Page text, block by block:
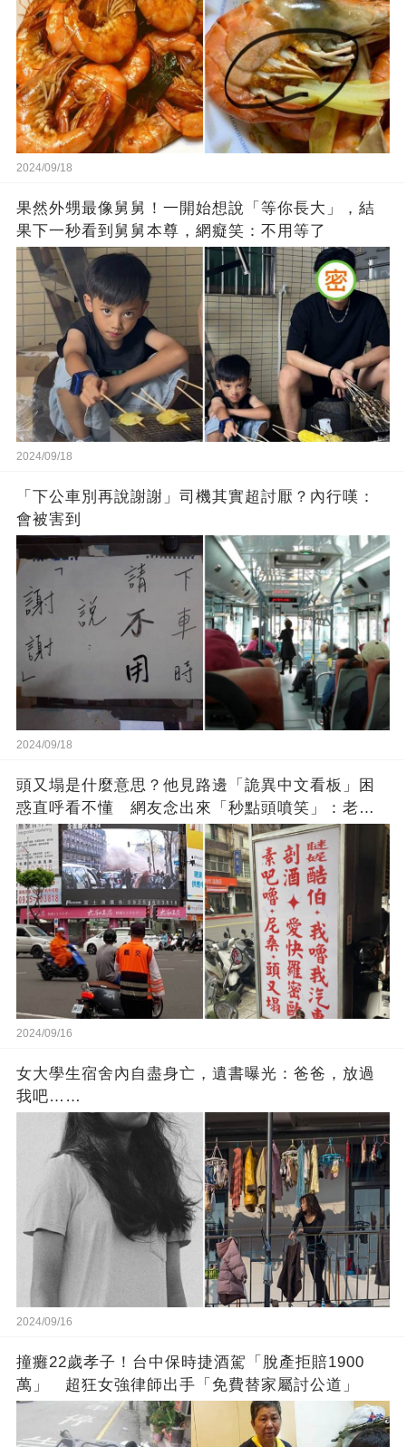
2024/09/18
果然外甥最像舅舅！一開始想說「等你長大」，結
果下一秒看到舅舅本尊，網癡笑：不用等了
2024/09/18
「下公車別再說謝謝」司機其實超討厭？內行嘆：
會被害到
2024/09/18
頭又塌是什麼意思？他見路邊「詭異中文看板」困
惑直呼看不懂 網友念出來「秒點頭噴笑」：老一
輩的智慧
2024/09/16
女大學生宿舍內自盡身亡，遺書曝光：爸爸，放過
我吧……
2024/09/16
撞癱22歲孝子！台中保時捷酒駕「脫產拒賠1900
萬」 超狂女強律師出手「免費替家屬討公道」